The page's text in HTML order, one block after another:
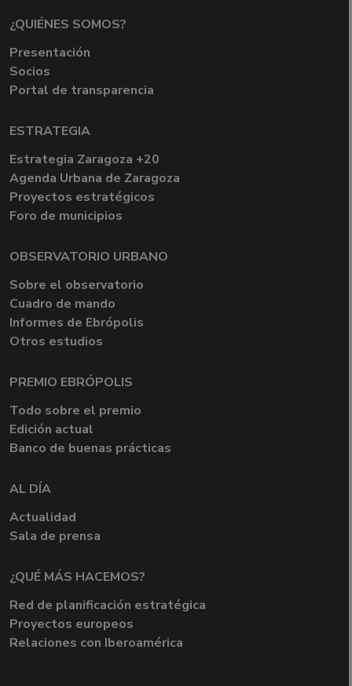
¿QUIÉNES SOMOS?
Presentación
Socios
Portal de transparencia
ESTRATEGIA
Estrategia Zaragoza +20
Agenda Urbana de Zaragoza
Proyectos estratégicos
Foro de municipios
OBSERVATORIO URBANO
Sobre el observatorio
Cuadro de mando
Informes de Ebrópolis
Otros estudios
PREMIO EBRÓPOLIS
Todo sobre el premio
Edición actual
Banco de buenas prácticas
AL DÍA
Actualidad
Sala de prensa
¿QUÉ MÁS HACEMOS?
Red de planificación estratégica
Proyectos europeos
Relaciones con Iberoamérica